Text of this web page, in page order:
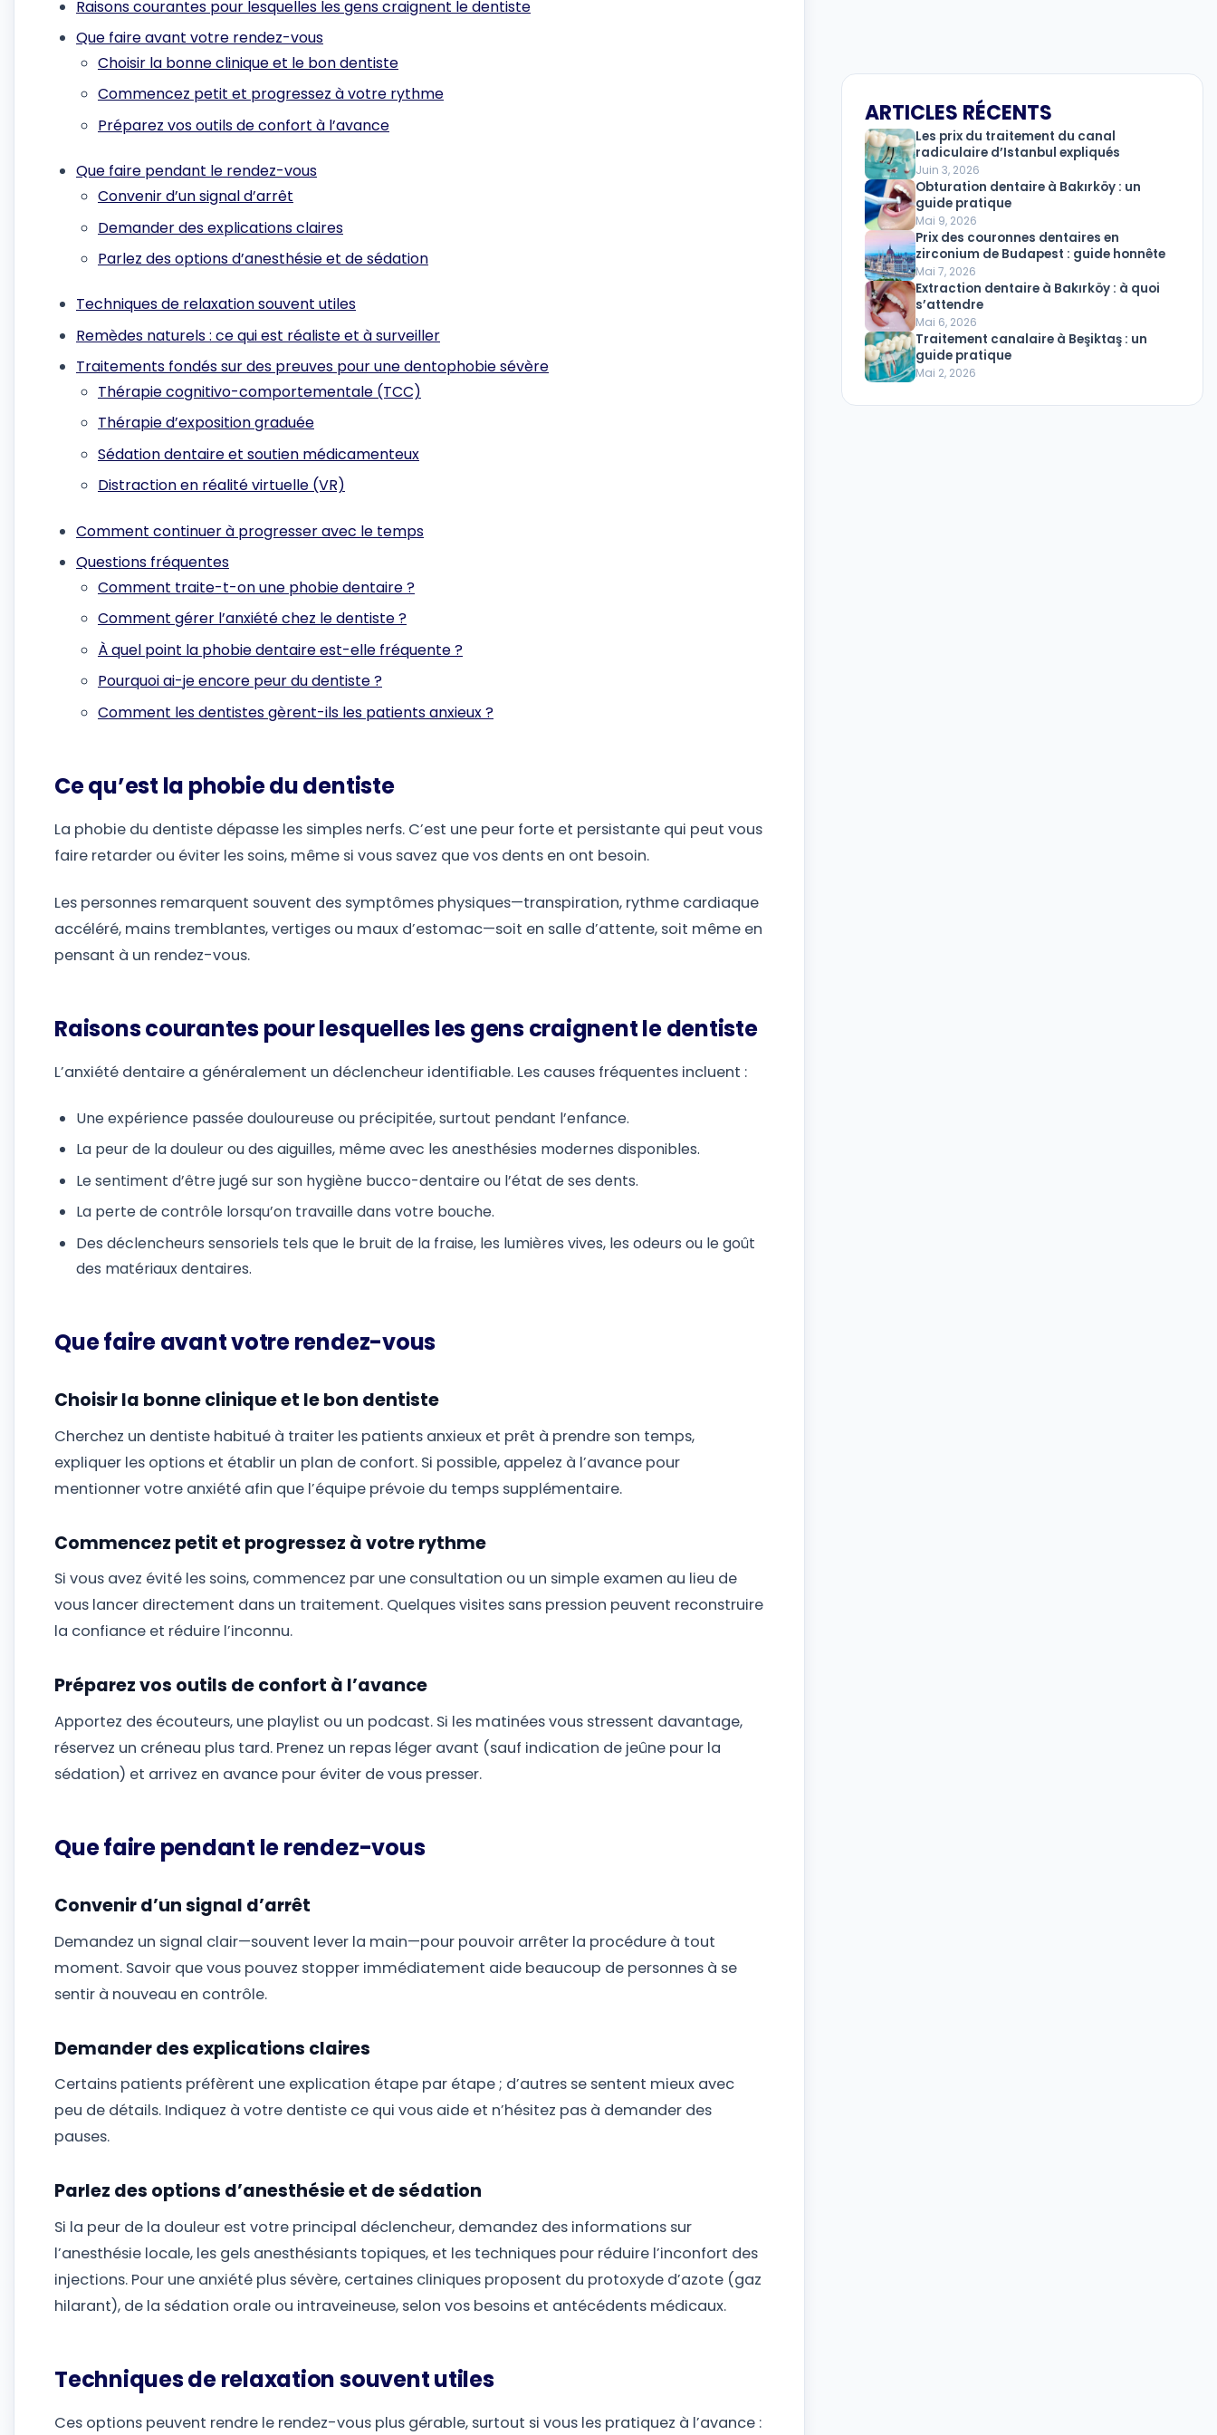
Raisons courantes pour lesquelles les gens craignent le dentiste
Que faire avant votre rendez-vous
Choisir la bonne clinique et le bon dentiste
Commencez petit et progressez à votre rythme
Préparez vos outils de confort à l’avance
Que faire pendant le rendez-vous
Convenir d’un signal d’arrêt
Demander des explications claires
Parlez des options d’anesthésie et de sédation
Techniques de relaxation souvent utiles
Remèdes naturels : ce qui est réaliste et à surveiller
Traitements fondés sur des preuves pour une dentophobie sévère
Thérapie cognitivo-comportementale (TCC)
Thérapie d’exposition graduée
Sédation dentaire et soutien médicamenteux
Distraction en réalité virtuelle (VR)
Comment continuer à progresser avec le temps
Questions fréquentes
Comment traite-t-on une phobie dentaire ?
Comment gérer l’anxiété chez le dentiste ?
À quel point la phobie dentaire est-elle fréquente ?
Pourquoi ai-je encore peur du dentiste ?
Comment les dentistes gèrent-ils les patients anxieux ?
Ce qu’est la phobie du dentiste
La phobie du dentiste dépasse les simples nerfs. C’est une peur forte et persistante qui peut vous
faire retarder ou éviter les soins, même si vous savez que vos dents en ont besoin.
Les personnes remarquent souvent des symptômes physiques—transpiration, rythme cardiaque
accéléré, mains tremblantes, vertiges ou maux d’estomac—soit en salle d’attente, soit même en
pensant à un rendez-vous.
Raisons courantes pour lesquelles les gens craignent le dentiste
L’anxiété dentaire a généralement un déclencheur identifiable. Les causes fréquentes incluent :
Une expérience passée douloureuse ou précipitée, surtout pendant l’enfance.
La peur de la douleur ou des aiguilles, même avec les anesthésies modernes disponibles.
Le sentiment d’être jugé sur son hygiène bucco-dentaire ou l’état de ses dents.
La perte de contrôle lorsqu’on travaille dans votre bouche.
Des déclencheurs sensoriels tels que le bruit de la fraise, les lumières vives, les odeurs ou le goût
des matériaux dentaires.
Que faire avant votre rendez-vous
Choisir la bonne clinique et le bon dentiste
Cherchez un dentiste habitué à traiter les patients anxieux et prêt à prendre son temps,
expliquer les options et établir un plan de confort. Si possible, appelez à l’avance pour
mentionner votre anxiété afin que l’équipe prévoie du temps supplémentaire.
Commencez petit et progressez à votre rythme
Si vous avez évité les soins, commencez par une consultation ou un simple examen au lieu de
vous lancer directement dans un traitement. Quelques visites sans pression peuvent reconstruire
la confiance et réduire l’inconnu.
Préparez vos outils de confort à l’avance
Apportez des écouteurs, une playlist ou un podcast. Si les matinées vous stressent davantage,
réservez un créneau plus tard. Prenez un repas léger avant (sauf indication de jeûne pour la
sédation) et arrivez en avance pour éviter de vous presser.
Que faire pendant le rendez-vous
Convenir d’un signal d’arrêt
Demandez un signal clair—souvent lever la main—pour pouvoir arrêter la procédure à tout
moment. Savoir que vous pouvez stopper immédiatement aide beaucoup de personnes à se
sentir à nouveau en contrôle.
Demander des explications claires
Certains patients préfèrent une explication étape par étape ; d’autres se sentent mieux avec
peu de détails. Indiquez à votre dentiste ce qui vous aide et n’hésitez pas à demander des
pauses.
Parlez des options d’anesthésie et de sédation
Si la peur de la douleur est votre principal déclencheur, demandez des informations sur
l’anesthésie locale, les gels anesthésiants topiques, et les techniques pour réduire l’inconfort des
injections. Pour une anxiété plus sévère, certaines cliniques proposent du protoxyde d’azote (gaz
hilarant), de la sédation orale ou intraveineuse, selon vos besoins et antécédents médicaux.
Techniques de relaxation souvent utiles
Ces options peuvent rendre le rendez-vous plus gérable, surtout si vous les pratiquez à l’avance :
ARTICLES RÉCENTS
Les prix du traitement du canal
radiculaire d’Istanbul expliqués
Juin 3, 2026
Obturation dentaire à Bakırköy : un
guide pratique
Mai 9, 2026
Prix ​​​​des couronnes dentaires en
zirconium de Budapest : guide honnête
Mai 7, 2026
Extraction dentaire à Bakırköy : à quoi
s’attendre
Mai 6, 2026
Traitement canalaire à Beşiktaş : un
guide pratique
Mai 2, 2026